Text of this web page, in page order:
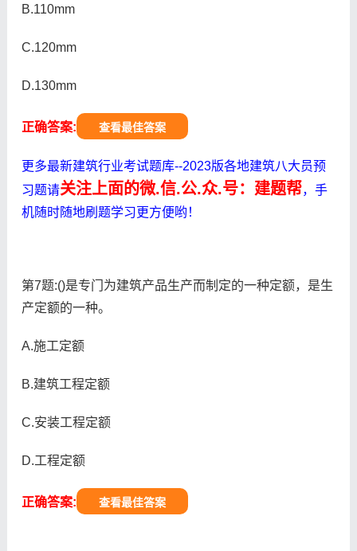
B.110mm
C.120mm
D.130mm
正确答案: 查看最佳答案
更多最新建筑行业考试题库--2023版各地建筑八大员预
习题请关注上面的微.信.公.众.号：建题帮，手
机随时随地刷题学习更方便哟！
第7题:()是专门为建筑产品生产而制定的一种定额，是生
产定额的一种。
A.施工定额
B.建筑工程定额
C.安装工程定额
D.工程定额
正确答案: 查看最佳答案